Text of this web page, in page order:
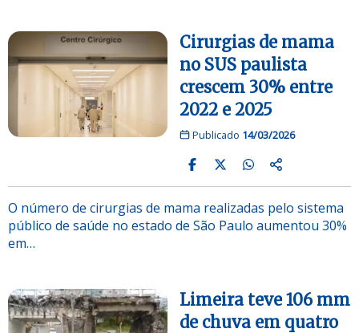
Cirurgias de mama
no SUS paulista
crescem 30% entre
2022 e 2025
Publicado 14/03/2026
O número de cirurgias de mama realizadas pelo sistema
público de saúde no estado de São Paulo aumentou 30%
em…
Limeira teve 106 mm
de chuva em quatro